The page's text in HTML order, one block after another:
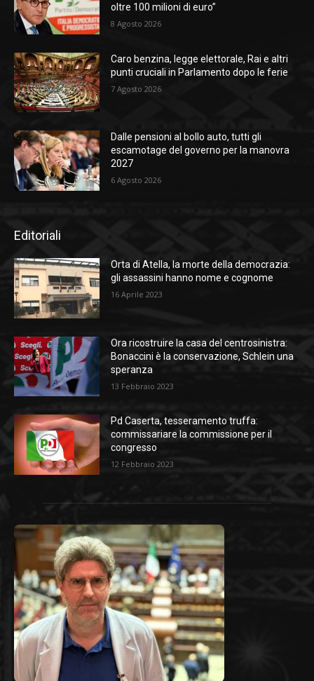
oltre 100 milioni di euro”
8 Agosto 2026
Caro benzina, legge elettorale, Rai e altri
punti cruciali in Parlamento dopo le ferie
7 Agosto 2026
Dalle pensioni al bollo auto, tutti gli
escamotage del governo per la manovra
2027
6 Agosto 2026
Editoriali
Orta di Atella, la morte della democrazia:
gli assassini hanno nome e cognome
16 Aprile 2023
Ora ricostruire la casa del centrosinistra:
Bonaccini è la conservazione, Schlein una
speranza
13 Febbraio 2023
Pd Caserta, tesseramento truffa:
commissariare la commissione per il
congresso
12 Febbraio 2023